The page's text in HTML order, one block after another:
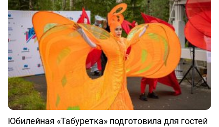
Юбилейная «Табуретка» подготовила для гостей